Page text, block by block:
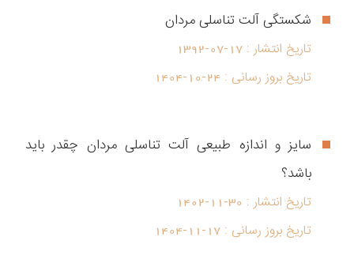
شکستگی آلت تناسلی مردان
تاریخ انتشار : 1392-07-17
تاریخ بروز رسانی : 1404-10-24
سایز و اندازه طبیعی آلت تناسلی مردان چقدر باید
باشد؟
تاریخ انتشار : 1402-11-30
تاریخ بروز رسانی : 1404-11-17